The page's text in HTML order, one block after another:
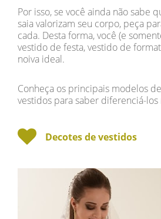
Por isso, se você ainda não sabe
saia valorizam seu corpo, peça
cada. Desta forma, você (e
vestido de festa, vestido de
noiva ideal.
Conheça os principais modelos
vestidos para saber diferenciá-
Decotes de vestidos